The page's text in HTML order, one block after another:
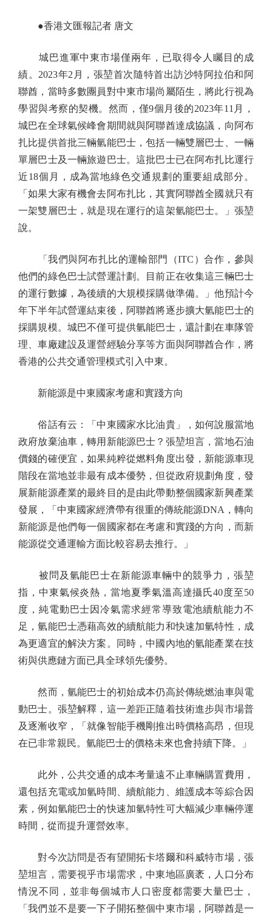
●香港文匯報記者 唐文
城巴進軍中東市場僅兩年，已取得令人矚目的成
績。2023年2月，張堃首次隨特首出訪沙特阿拉伯和阿
聯酋，當時多數團員對中東市場尚屬陌生，將此行視為
學習與考察的契機。然而，僅9個月後的2023年11月，
城巴在全球氣候峰會期間就與阿聯酋達成協議，向阿布
扎比提供首批三輛氫能巴士，包括一輛雙層巴士、一輛
單層巴士及一輛旅遊巴士。這批巴士已在阿布扎比運行
近18個月，成為當地綠色交通規劃的重要組成部分。
「如果大家有機會去阿布扎比，其實阿聯酋全國就只有
一架雙層巴士，就是現在運行的這架氫能巴士。」張堃
說。
「我們與阿布扎比的運輸部門（ITC）合作，參與
他們的綠色巴士試營運計劃。目前正在收集這三輛巴士
的運行數據，為後續的大規模採購做準備。」他預計今
年下半年試營運結束後，阿聯酋將逐步擴大氫能巴士的
採購規模。城巴不僅可提供氫能巴士，還計劃在車隊管
理、車廠建設及運營經驗分享等方面與阿聯酋合作，將
香港的公共交通管理模式引入中東。
新能源是中東國家考慮和實踐方向
俗話有云：「中東國家水比油貴」，如何說服當地
政府放棄油車，轉用新能源巴士？張堃坦言，當地石油
價錢的確便宜，如果純粹從燃料角度出發，新能源車現
階段在當地並非最有成本優勢，但從政府規劃角度，發
展新能源產業的最終目的是由此帶動整個國家新興產業
發展，「中東國家經濟帶有很重的傳統能源DNA，轉向
新能源是他們每一個國家都在考慮和實踐的方向，而新
能源從交通運輸方面比較容易去推行。」
被問及氫能巴士在新能源車輛中的競爭力，張堃
指，中東氣候炎熱，當地夏季氣溫高達攝氏40度至50
度，純電動巴士因冷氣需求經常導致電池續航能力不
足，氫能巴士憑藉高效的續航能力和快速加氫特性，成
為更適宜的解決方案。同時，中國內地的氫能產業在技
術與供應鏈方面已具全球領先優勢。
然而，氫能巴士的初始成本仍高於傳統燃油車與電
動巴士。張堃解釋，這一差距正隨着技術進步與市場普
及逐漸收窄，「就像智能手機剛推出時價格高昂，但現
在已非常親民。氫能巴士的價格未來也會持續下降。」
此外，公共交通的成本考量遠不止車輛購置費用，
還包括充電或加氫時間、續航能力、維護成本等綜合因
素，例如氫能巴士的快速加氫特性可大幅減少車輛停運
時間，從而提升運營效率。
對今次訪問是否有望開拓卡塔爾和科威特市場，張
堃坦言，需要視乎市場需求，中東地區廣袤，人口分布
情況不同，並非每個城市人口密度都需要大量巴士，
「我們並不是要一下子開拓整個中東市場，阿聯酋是一